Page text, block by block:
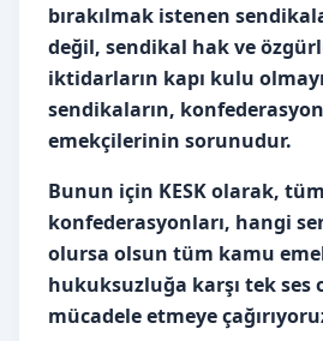
bırakılmak istenen
değil, sendikal hak ve
iktidarların kapı kulu
sendikaların,
emekçilerinin sorunudur.
Bunun için KESK olarak,
konfederasyonları, hangi
olursa olsun tüm kamu
hukuksuzluğa karşı tek
mücadele etmeye